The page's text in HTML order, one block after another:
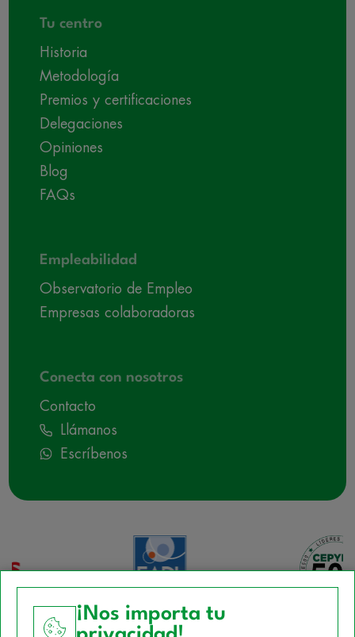
Tu centro
Historia
Metodología
Premios y certificaciones
Delegaciones
Opiniones
Blog
FAQs
Empleabilidad
Observatorio de Empleo
Empresas colaboradoras
Conecta con nosotros
Contacto
Llámanos
Escríbenos
¡Nos importa tu